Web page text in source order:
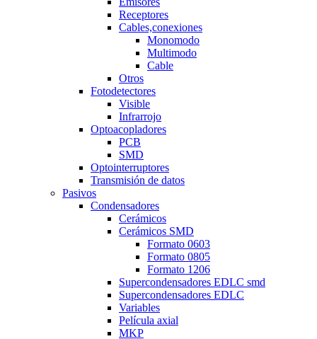
Receptores
Cables,conexiones
Monomodo
Multimodo
Cable
Otros
Fotodetectores
Visible
Infrarrojo
Optoacopladores
PCB
SMD
Optointerruptores
Transmisión de datos
Pasivos
Condensadores
Cerámicos
Cerámicos SMD
Formato 0603
Formato 0805
Formato 1206
Supercondensadores EDLC smd
Supercondensadores EDLC
Variables
Película axial
MKP